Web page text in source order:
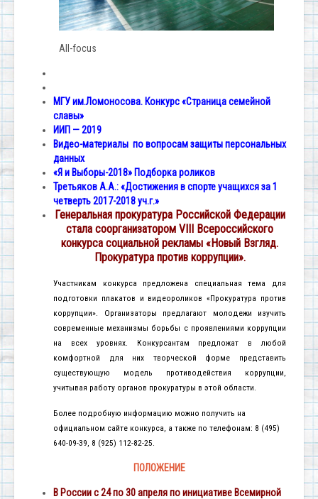
All-focus
МГУ им.Ломоносова. Конкурс «Страница семейной
славы»
ИИП — 2019
Видео-материалы по вопросам защиты персональных
данных
«Я и Выборы-2018» Подборка роликов
Третьяков А.А.: «Достижения в спорте учащихся за 1
четверть 2017-2018 уч.г.»
Генеральная прокуратура Российской Федерации
стала соорганизатором VIII Всероссийского
конкурса социальной рекламы «Новый Взгляд.
Прокуратура против коррупции».
Участникам конкурса предложена специальная тема для
подготовки плакатов и видеороликов «Прокуратура против
коррупции». Организаторы предлагают молодежи изучить
современные механизмы борьбы с проявлениями коррупции
на всех уровнях. Конкурсантам предложат в любой
комфортной для них творческой форме представить
существующую модель противодействия коррупции,
учитывая работу органов прокуратуры в этой области.
Более подробную информацию можно получить на
официальном сайте конкурса, а также по телефонам: 8 (495)
640-09-39, 8 (925) 112-82-25.
ПОЛОЖЕНИЕ
В России с 24 по 30 апреля по инициативе Всемирной